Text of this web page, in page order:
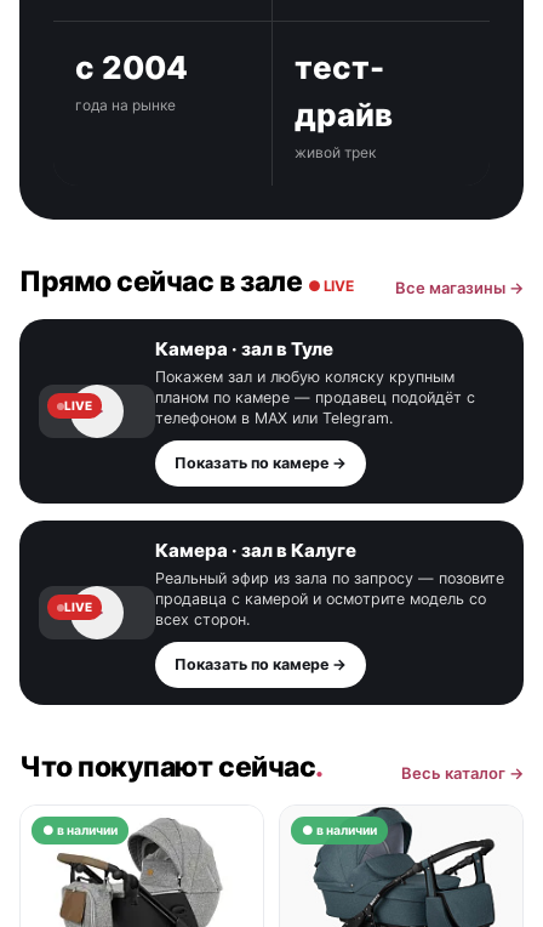
с 2004
года на рынке
тест-
драйв
живой трек
Прямо сейчас в зале ● LIVE Все магазины →
LIVE
Камера · зал в Туле
Покажем зал и любую коляску крупным
планом по камере — продавец подойдёт с
телефоном в MAX или Telegram.
Показать по камере →
LIVE
Камера · зал в Калуге
Реальный эфир из зала по запросу — позовите
продавца с камерой и осмотрите модель со
всех сторон.
Показать по камере →
Что покупают сейчас. Весь каталог →
● в наличии ● в наличии